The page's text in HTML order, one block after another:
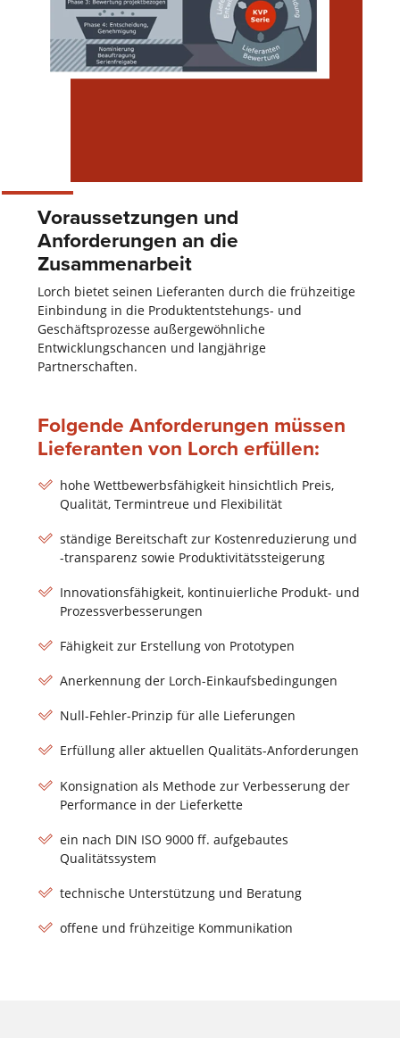
Voraussetzungen und
Anforderungen an die
Zusammenarbeit
Lorch bietet seinen Lieferanten durch die frühzeitige
Einbindung in die Produktentstehungs- und
Geschäftsprozesse außergewöhnliche
Entwicklungschancen und langjährige
Partnerschaften.
Folgende Anforderungen müssen
Lieferanten von Lorch erfüllen:
hohe Wettbewerbsfähigkeit hinsichtlich Preis,
Qualität, Termintreue und Flexibilität
ständige Bereitschaft zur Kostenreduzierung und
-transparenz sowie Produktivitätssteigerung
Innovationsfähigkeit, kontinuierliche Produkt- und
Prozessverbesserungen
Fähigkeit zur Erstellung von Prototypen
Anerkennung der Lorch-Einkaufsbedingungen
Null-Fehler-Prinzip für alle Lieferungen
Erfüllung aller aktuellen Qualitäts-Anforderungen
Konsignation als Methode zur Verbesserung der
Performance in der Lieferkette
ein nach DIN ISO 9000 ff. aufgebautes
Qualitätssystem
technische Unterstützung und Beratung
offene und frühzeitige Kommunikation